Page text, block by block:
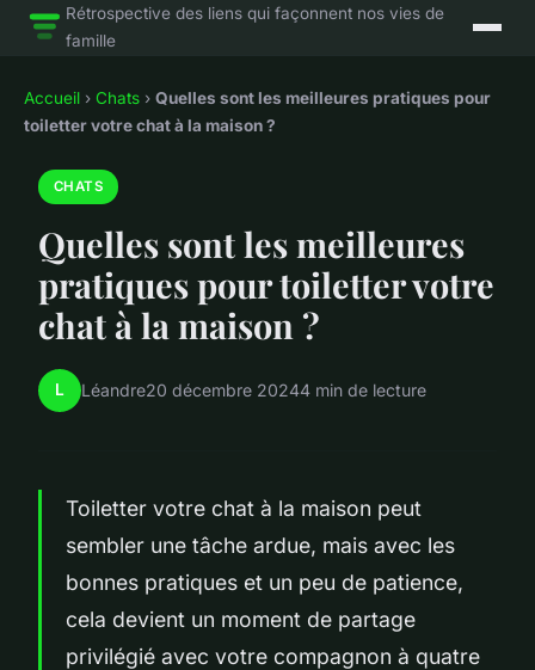
Rétrospective des liens qui façonnent nos vies de
famille
Accueil › Chats › Quelles sont les meilleures pratiques pour
toiletter votre chat à la maison ?
CHATS
Quelles sont les meilleures
pratiques pour toiletter votre
chat à la maison ?
L Léandre20 décembre 20244 min de lecture
Toiletter votre chat à la maison peut
sembler une tâche ardue, mais avec les
bonnes pratiques et un peu de patience,
cela devient un moment de partage
privilégié avec votre compagnon à quatre